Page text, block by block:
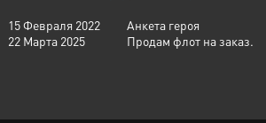
15 Февраля 2022
22 Марта 2025
Анкета героя
Продам флот на заказ.